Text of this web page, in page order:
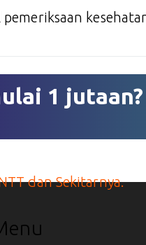
1 jutaan?